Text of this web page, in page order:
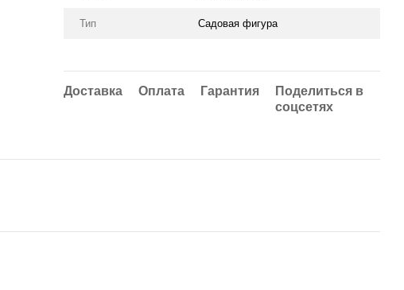
Тип Садовая фигура
Доставка Оплата Гарантия
Поделиться в
соцсетях